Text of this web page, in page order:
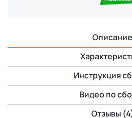
Описание
Инструкция
Видео по
Отзывы